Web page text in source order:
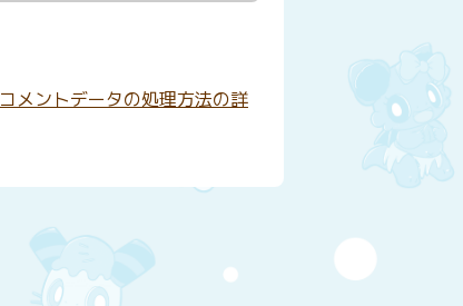
コメントデータの処理方法の詳